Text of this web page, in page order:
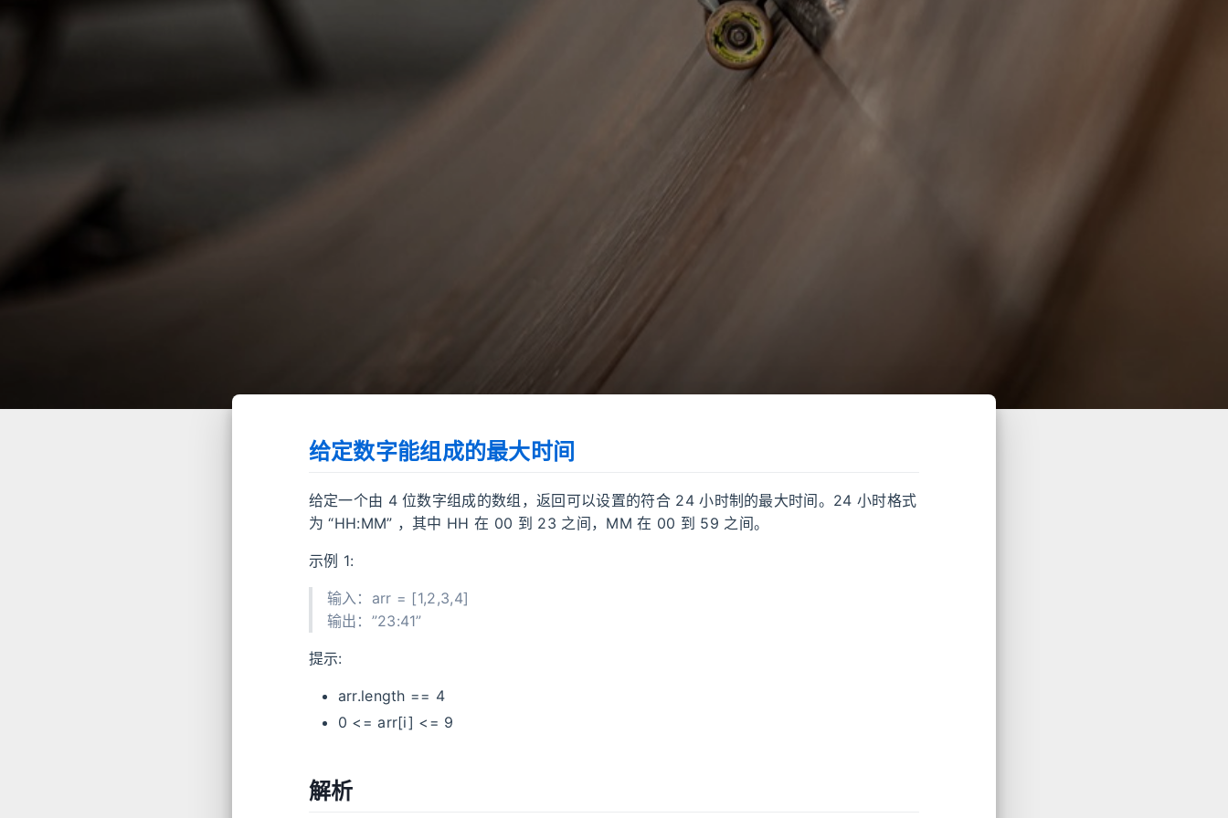
给定数字能组成的最大时间
给定一个由 4 位数字组成的数组，返回可以设置的符合 24 小时制的最大时间。24 小时格式
为 “HH:MM” ，其中 HH 在 00 到 23 之间，MM 在 00 到 59 之间。
示例 1:
输入：arr = [1,2,3,4]
输出：”23:41”
提示:
arr.length == 4
0 <= arr[i] <= 9
解析